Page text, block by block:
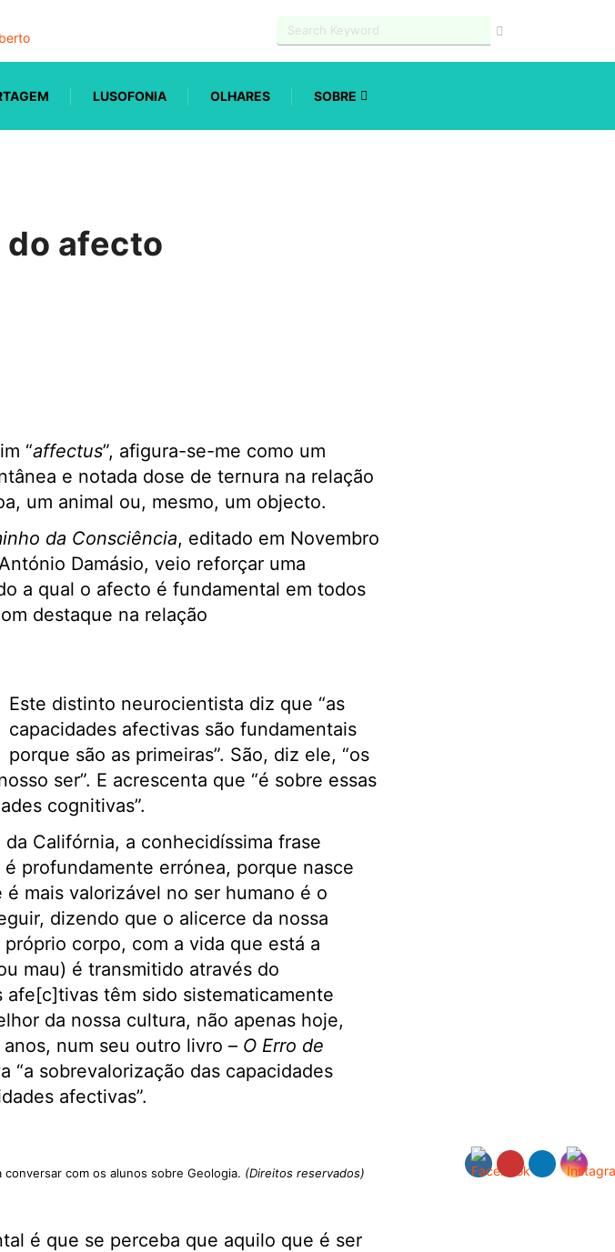
LUSOFONIA OLHARES SOBRE
do afecto
“affectus”, afigura-se-me como um
e notada dose de ternura na relação
um animal ou, mesmo, um objecto.
da Consciência, editado em Novembro
Damásio, veio reforçar uma
a qual o afecto é fundamental em todos
destaque na relação
Este distinto neurocientista diz que “as
capacidades afectivas são fundamentais
porque são as primeiras”. São, diz ele, “os
ser”. E acrescenta que “é sobre essas
cognitivas”.
Califórnia, a conhecidíssima frase
profundamente errónea, porque nasce
mais valorizável no ser humano é o
dizendo que o alicerce da nossa
corpo, com a vida que está a
mau) é transmitido através do
afe[c]tivas têm sido sistematicamente
da nossa cultura, não apenas hoje,
num seu outro livro – O Erro de
“a sobrevalorização das capacidades
afectivas”.
com os alunos sobre Geologia. (Direitos reservados)
é que se perceba que aquilo que é ser